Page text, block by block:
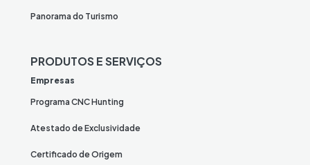
Panorama do Turismo
PRODUTOS E SERVIÇOS
Empresas
Programa CNC Hunting
Atestado de Exclusividade
Certificado de Origem